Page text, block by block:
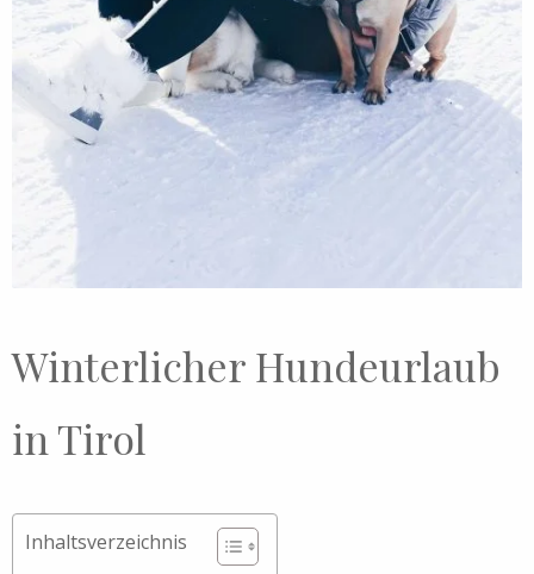
Winterlicher Hundeurlaub
in Tirol
Inhaltsverzeichnis